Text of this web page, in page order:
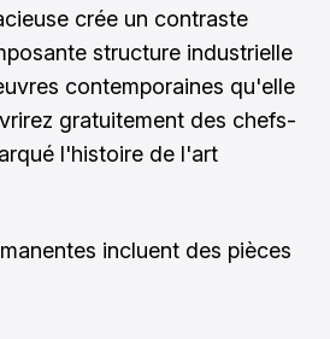
crée un contraste
structure industrielle
contemporaines qu'elle
gratuitement des chefs-
l'histoire de l'art
incluent des pièces